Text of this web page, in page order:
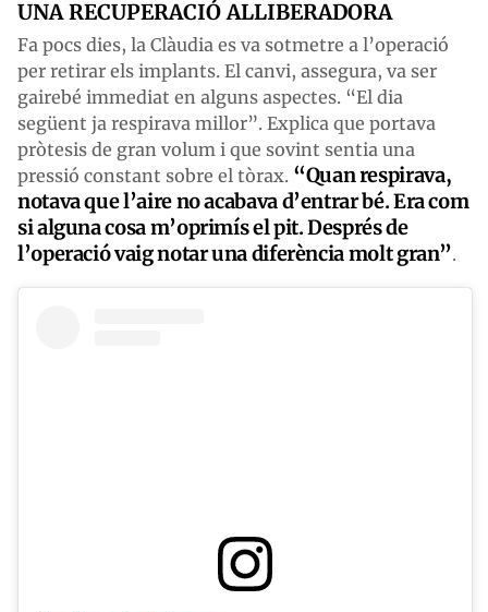
UNA RECUPERACIÓ ALLIBERADORA
Fa pocs dies, la Clàudia es va sotmetre a l’operació
per retirar els implants. El canvi, assegura, va ser
gairebé immediat en alguns aspectes. “El dia
següent ja respirava millor”. Explica que portava
pròtesis de gran volum i que sovint sentia una
pressió constant sobre el tòrax. “Quan respirava,
notava que l’aire no acabava d’entrar bé. Era com
si alguna cosa m’oprimís el pit. Després de
l’operació vaig notar una diferència molt gran”.